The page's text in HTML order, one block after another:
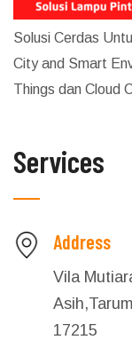
Solusi Cerdas
City and Smart
Things dan Cloud
Services
Address
Vila
17215